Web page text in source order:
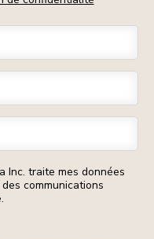
Inc. traite mes données
communications